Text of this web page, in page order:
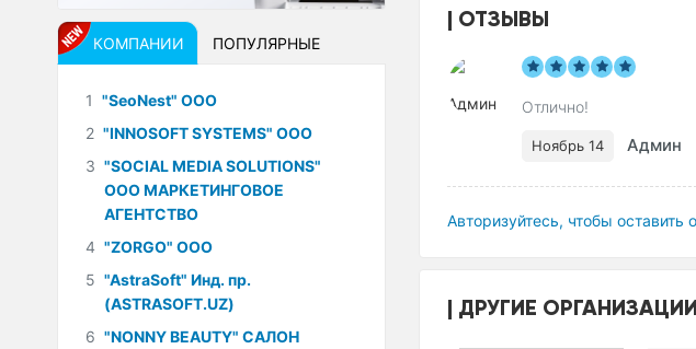
ОТЗЫВЫ
Отлично!
Ноябрь 14 Админ
Авторизуйтесь, чтобы оставить
ДРУГИЕ ОРГАНИЗАЦИИ
КОМПАНИИ ПОПУЛЯРНЫЕ
1 "SeoNest" ООО
2 "INNOSOFT SYSTEMS" ООО
3 "SOCIAL MEDIA SOLUTIONS"
ООО МАРКЕТИНГОВОЕ
АГЕНТСТВО
4 "ZORGO" ООО
5 "AstraSoft" Инд. пр.
(ASTRASOFT.UZ)
6 "NONNY BEAUTY" САЛОН